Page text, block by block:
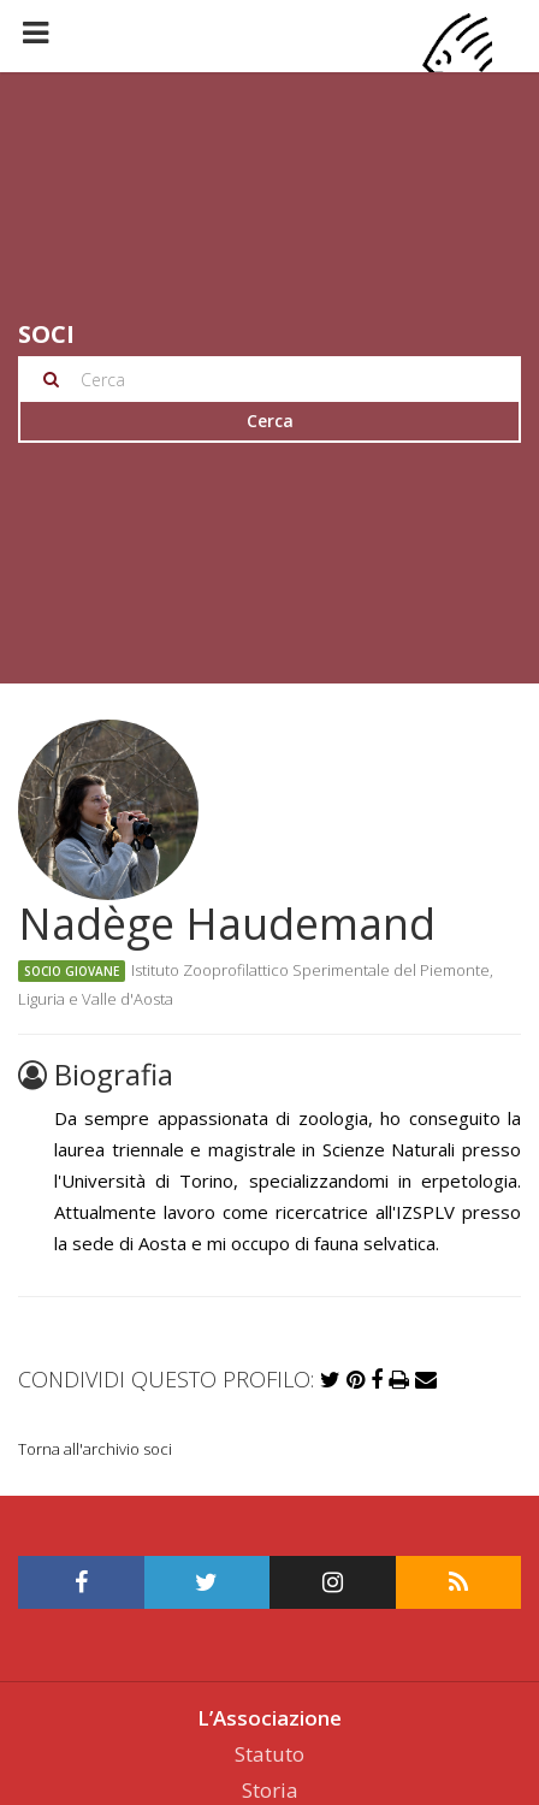
SOCI
Cerca
Nadège Haudemand
SOCIO GIOVANE
Istituto Zooprofilattico Sperimentale del Piemonte,
Liguria e Valle d'Aosta
Biografia
Da sempre appassionata di zoologia, ho conseguito la
laurea triennale e magistrale in Scienze Naturali presso
l'Università di Torino, specializzandomi in erpetologia.
Attualmente lavoro come ricercatrice all'IZSPLV presso
la sede di Aosta e mi occupo di fauna selvatica.
CONDIVIDI QUESTO PROFILO:
Torna all'archivio soci
L’Associazione
Statuto
Storia